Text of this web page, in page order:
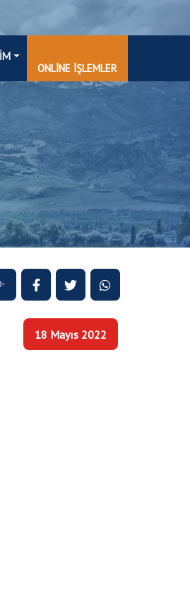
ONLİNE İŞLEMLER
18 Mayıs 2022